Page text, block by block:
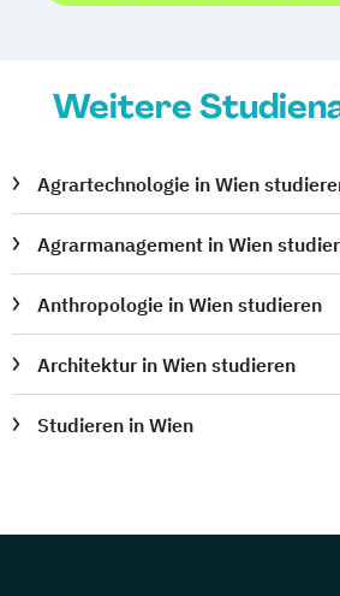
Physics of the Earth
Psychologie
Publizistik- und
Publizistik- und
Raumforschung und
Religionswissenschaft
Weitere
Agrartechnologie in Wien
Agrarmanagement in Wien
Anthropologie in Wien studieren
Architektur in Wien studieren
Studieren in Wien